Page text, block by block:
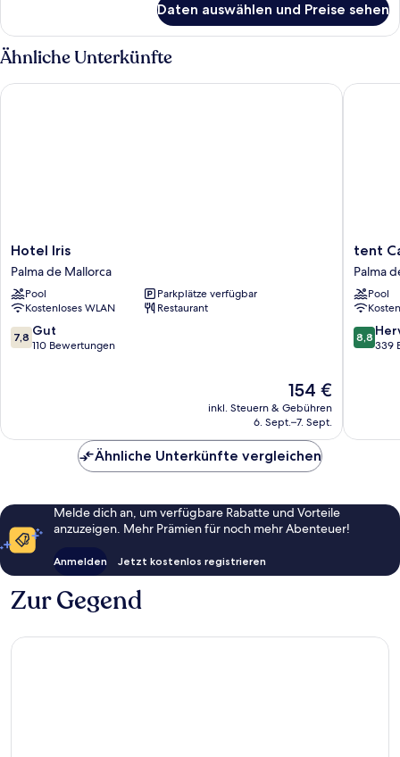
Daten auswählen und Preise sehen
Ähnliche Unterkünfte
Hotel
Iris
Palma
de
Mallorca
Hotel Iris
Palma de Mallorca
Pool
Parkplätze verfügbar
Kostenloses WLAN
Restaurant
7.8
von
7,8 Gut
110 Bewertungen
Der
Preis
beträgt
154 €
inkl. Steuern & Gebühren
6. Sept.–7. Sept.
Hotel Iris
tent
Capi
Playa
Palma
de
Mallorca
tent
Palma
Pool
8.8
von
8,8
339
tent
Ähnliche Unterkünfte vergleichen
Melde dich an, um verfügbare Rabatte und Vorteile
anzuzeigen. Mehr Prämien für noch mehr Abenteuer!
Anmelden Jetzt kostenlos registrieren
Zur Gegend